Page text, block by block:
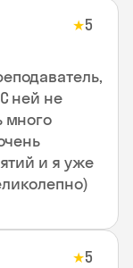
★5
ней не
много
и я уже
★5